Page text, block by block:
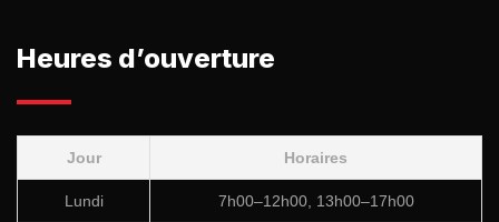
Heures d’ouverture
Jour Horaires
Lundi 7h00–12h00, 13h00–17h00